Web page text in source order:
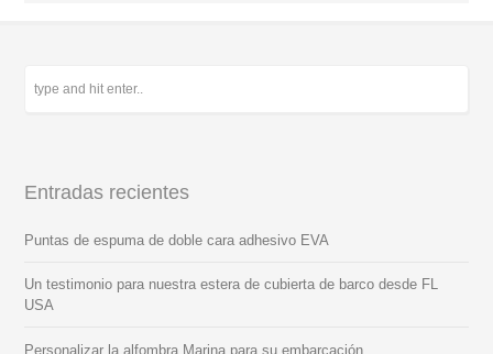
Entradas recientes
Puntas de espuma de doble cara adhesivo EVA
Un testimonio para nuestra estera de cubierta de barco desde FL
USA
Personalizar la alfombra Marina para su embarcación